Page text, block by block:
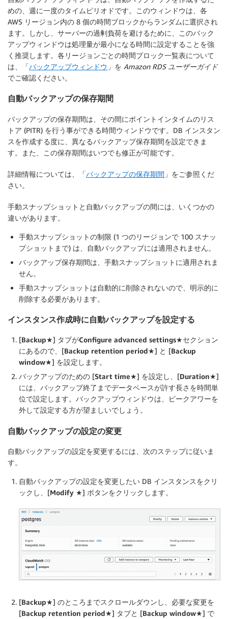
めの、週に一度のタイムピリオドです。このウィンドウは、各
AWS リージョン内の 8 個の時間ブロックからランダムに選択され
ます。しかし、サーバーの過剰負荷を避けるために、このバック
アップウィンドウは処理量が最小になる時間に設定することを強
く推奨します。各リージョンごとの時間ブロック一覧表について
は、「バックアップウィンドウ 」を Amazon RDS ユーザーガイド
でご確認ください。
自動バックアップの保存期間
バックアップの保存期間は、その間にポイントインタイムのリス
トア (PITR) を行う事ができる時間ウィンドウです。DB インスタン
スを作成する度に、異なるバックアップ保存期間を設定できま
す。また、この保存期間はいつでも修正が可能です。
詳細情報については、「バックアップの保存期間 」をご参照くだ
さい。
手動スナップショットと自動バックアップの間には、いくつかの
違いがあります。
手動スナップショットの制限 (1 つのリージョンで 100 スナッ
プショットまで) は、自動バックアップには適用されません。
バックアップ保存期間は、手動スナップショットに適用されま
せん。
手動スナップショットは自動的に削除されないので、明示的に
削除する必要があります。
インスタンス作成時に自動バックアップを設定する
[Backup★] タブがConfigure advanced settings★セクション
にあるので、[Backup retention period★] と [Backup
window★] を設定します。
バックアップのための [Start time★] を設定し、[Duration★]
には、バックアップ終了までデータベースが許す長さを時間単
位で設定します。バックアップウィンドウは、ピークアワーを
外して設定する方が望ましいでしょう。
自動バックアップの設定の変更
自動バックアップの設定を変更するには、次のステップに従いま
す。
自動バックアップの設定を変更したい DB インスタンスをクリ
ックし、[Modify ★] ボタンをクリックします。
[Backup★] のところまでスクロールダウンし、必要な変更を
[Backup retention period★] タブと [Backup window★] で